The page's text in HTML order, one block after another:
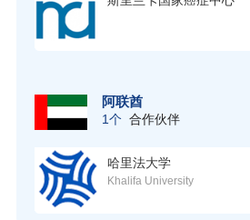
阿联酋
1个 合作伙伴
哈里法大学
Khalifa University